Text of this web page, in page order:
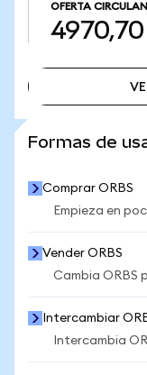
OFERTA
Formas de
Comprar ORBS
Empieza en
Vender ORBS
Cambia ORBS
Intercambiar
Intercambia